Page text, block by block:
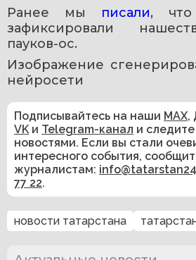
Ранее мы писали, что
зафиксировали
пауков-ос.
Изображение
нейросети
Подписывайтесь на наши MAX,
VK и Telegram-канал и
новостями. Если вы стали
интересного события,
журналистам:
77 22.
новости татарстана